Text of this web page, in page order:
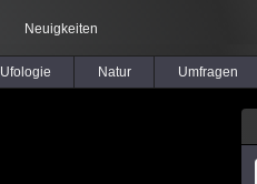
Neuigkeiten
Ufologie Natur Umfragen